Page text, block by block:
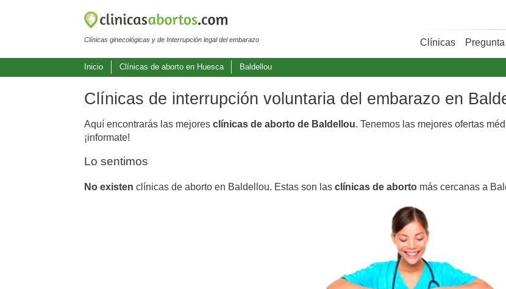
Clínicas ginecológicas y de Interrupción legal del embarazo Clínicas
Inicio Clínicas de aborto en Huesca Baldellou
Clínicas de interrupción voluntaria del embarazo en
Aquí encontrarás las mejores clínicas de aborto de Baldellou. Tenemos las mejores ofertas
¡informate!
Lo sentimos
No existen clínicas de aborto en Baldellou. Estas son las clínicas de aborto más cercanas a